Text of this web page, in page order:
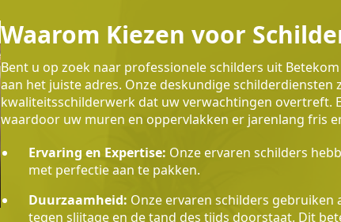
Waarom Kiezen voor
Bent u op zoek naar professionele schilders uit
aan het juiste adres. Onze deskundige
kwaliteitsschilderwerk dat uw verwachtingen overtreft.
waardoor uw muren en oppervlakken er jarenlang fris
Ervaring en Expertise: Onze ervaren schilders
met perfectie aan te pakken.
Duurzaamheid: Onze ervaren schilders
tegen slijtage en de tand des tijds doorstaat. Dit